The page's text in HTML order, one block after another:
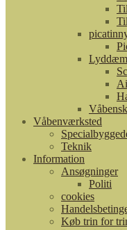
Våbenværksted
Teknik
Information
Ansøgninger
Politi
cookies
Køb trin for